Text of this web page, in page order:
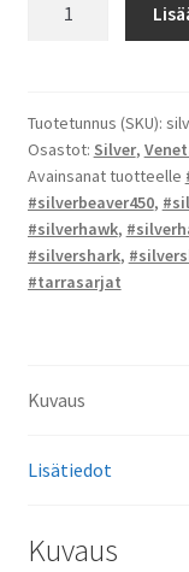
Tuotetunnus (SKU):
Osastot: Silver,
Avainsanat tuotteelle
#silverbeaver450,
#silverhawk,
#silvershark,
#tarrasarjat
Kuvaus
Lisätiedot
Kuvaus